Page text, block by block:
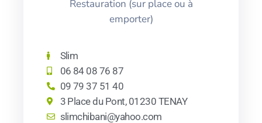
Restauration (sur place ou à
emporter)
Slim
06 84 08 76 87
09 79 37 51 40
3 Place du Pont, 01230 TENAY
slimchibani@yahoo.com